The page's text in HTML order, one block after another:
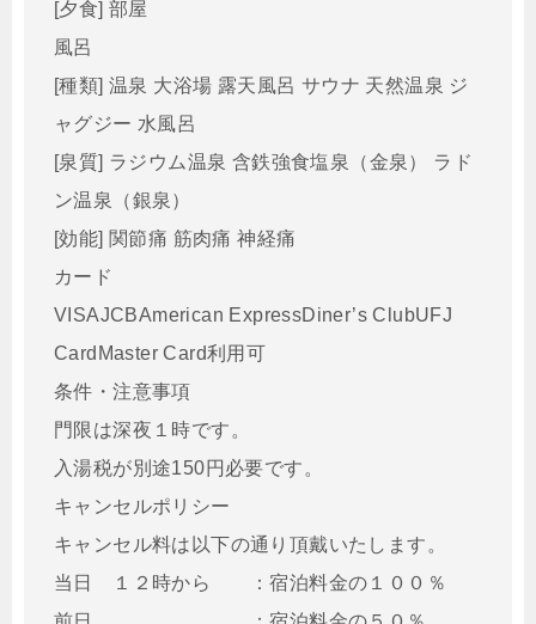
[夕食] 部屋
風呂
[種類] 温泉 大浴場 露天風呂 サウナ 天然温泉 ジ
ャグジー 水風呂
[泉質] ラジウム温泉 含鉄強食塩泉（金泉） ラド
ン温泉（銀泉）
[効能] 関節痛 筋肉痛 神経痛
カード
VISAJCBAmerican ExpressDiner’s ClubUFJ
CardMaster Card利用可
条件・注意事項
門限は深夜１時です。
入湯税が別途150円必要です。
キャンセルポリシー
キャンセル料は以下の通り頂戴いたします。
当日 １２時から ：宿泊料金の１００％